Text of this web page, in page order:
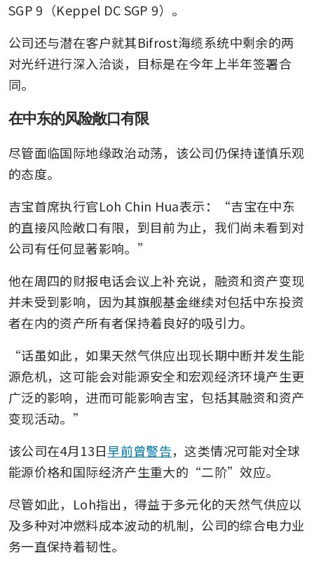
SGP 9（Keppel DC SGP 9）。
公司还与潜在客户就其Bifrost海缆系统中剩余的两
对光纤进行深入洽谈，目标是在今年上半年签署合
同。
在中东的风险敞口有限
尽管面临国际地缘政治动荡，该公司仍保持谨慎乐观
的态度。
吉宝首席执行官Loh Chin Hua表示：“吉宝在中东
的直接风险敞口有限，到目前为止，我们尚未看到对
公司有任何显著影响。”
他在周四的财报电话会议上补充说，融资和资产变现
并未受到影响，因为其旗舰基金继续对包括中东投资
者在内的资产所有者保持着良好的吸引力。
“话虽如此，如果天然气供应出现长期中断并发生能
源危机，这可能会对能源安全和宏观经济环境产生更
广泛的影响，进而可能影响吉宝，包括其融资和资产
变现活动。”
该公司在4月13日早前曾警告，这类情况可能对全球
能源价格和国际经济产生重大的“二阶”效应。
尽管如此，Loh指出，得益于多元化的天然气供应以
及多种对冲燃料成本波动的机制，公司的综合电力业
务一直保持着韧性。